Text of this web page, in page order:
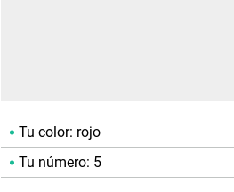
Tu color: rojo
Tu número: 5